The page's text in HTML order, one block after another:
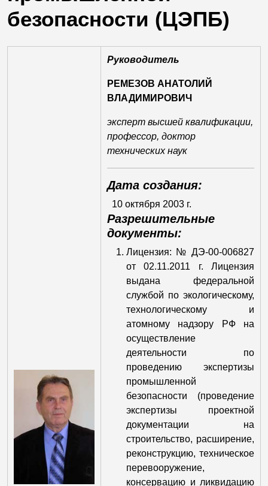
безопасности (ЦЭПБ)
Руководитель
РЕМЕЗОВ АНАТОЛИЙ
ВЛАДИМИРОВИЧ
эксперт высшей квалификации,
профессор, доктор
технических наук
Дата создания:
10 октября 2003 г.
Разрешительные
документы:
Лицензия: № ДЭ-00-006827
от 02.11.2011 г. Лицензия
выдана федеральной
службой по экологическому,
технологическому и
атомному надзору РФ на
осуществление
деятельности по
проведению экспертизы
промышленной
безопасности (проведение
экспертизы проектной
документации на
строительство, расширение,
реконструкцию, техническое
перевооружение,
консервацию и ликвидацию